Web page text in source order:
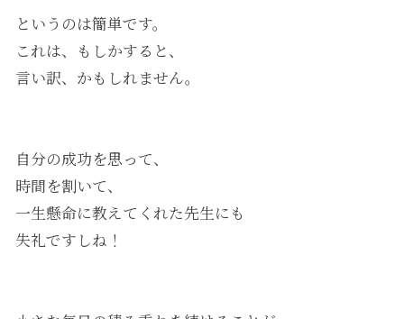
というのは簡単です。
これは、もしかすると、
言い訳、かもしれません。
自分の成功を思って、
時間を割いて、
一生懸命に教えてくれた先生にも
失礼ですしね！